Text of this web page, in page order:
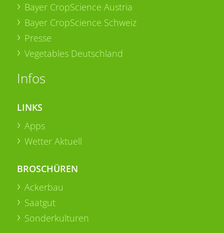
Bayer CropScience Austria
Bayer CropScience Schweiz
Presse
Vegetables Deutschland
Infos
LINKS
Apps
Wetter Aktuell
BROSCHÜREN
Ackerbau
Saatgut
Sonderkulturen